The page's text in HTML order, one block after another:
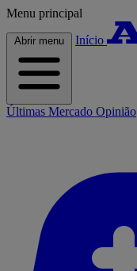
Menu principal
Abrir menu Início
Últimas Mercado Opinião